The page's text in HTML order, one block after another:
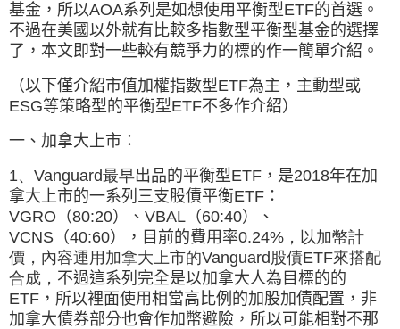
基金，所以AOA系列是如想使用平衡型ETF的首選。
不過在美國以外就有比較多指數型平衡型基金的選擇
了，本文即對一些較有競爭力的標的作一簡單介紹。
（以下僅介紹市值加權指數型ETF為主，主動型或
ESG等策略型的平衡型ETF不多作介紹）
一、加拿大上市：
1、Vanguard最早出品的平衡型ETF，是2018年在加
拿大上市的一系列三支股債平衡ETF ：
VGRO （80:20）、 VBAL （60:40）、
VCNS （40:60）， 目前的費用率0.24%，以加幣計
價，內容運用加拿大上市的Vanguard股債ETF來搭配
合成， 不過這系列完全是以加拿大人為目標的的
ETF ，所以裡面使用相當高比例的加股加債配置，非
加拿大債券部分也會作加幣避險，所以可能相對不那